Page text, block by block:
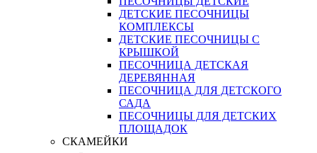
ДЕТСКИЕ ПЕСОЧНИЦЫ
КОМПЛЕКСЫ
ДЕТСКИЕ ПЕСОЧНИЦЫ С
КРЫШКОЙ
ПЕСОЧНИЦА ДЕТСКАЯ
ДЕРЕВЯННАЯ
ПЕСОЧНИЦА ДЛЯ ДЕТСКОГО
САДА
ПЕСОЧНИЦЫ ДЛЯ ДЕТСКИХ
ПЛОЩАДОК
СКАМЕЙКИ